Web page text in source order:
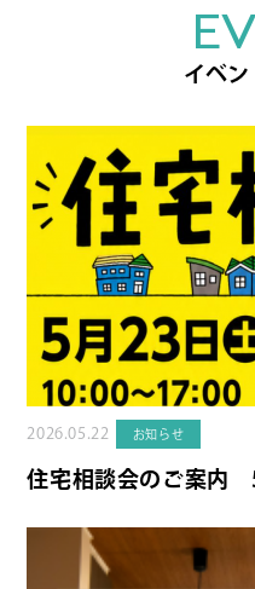
イベン
2026.05.22 お知らせ
住宅相談会のご案内